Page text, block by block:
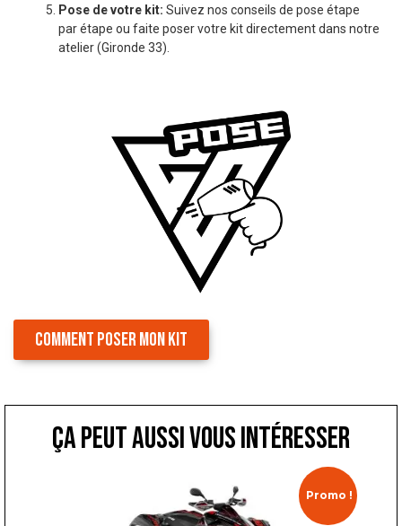
Pose de votre kit: Suivez nos conseils de pose étape
par étape ou faite poser votre kit directement dans notre
atelier (Gironde 33).
COMMENT POSER MON KIT
ça peut aussi vous intéresser
Promo !